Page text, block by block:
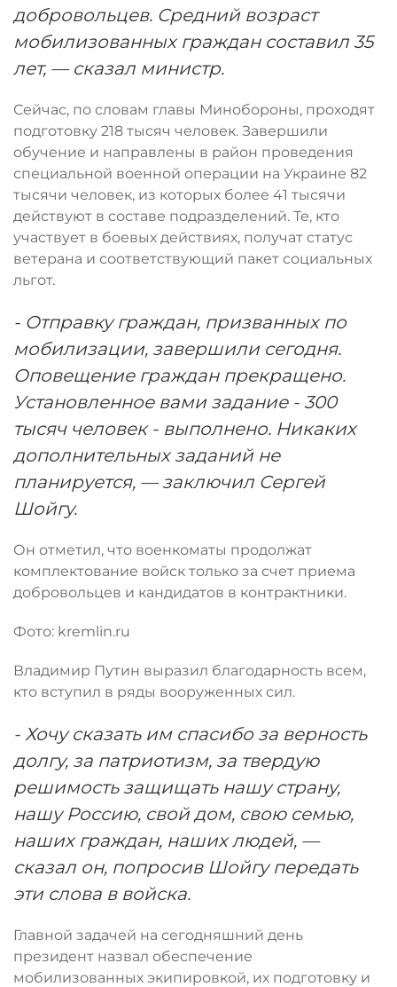
добровольцев. Средний возраст
мобилизованных граждан составил 35
лет, — сказал министр.
Сейчас, по словам главы Минобороны, проходят
подготовку 218 тысяч человек. Завершили
обучение и направлены в район проведения
специальной военной операции на Украине 82
тысячи человек, из которых более 41 тысячи
действуют в составе подразделений. Те, кто
участвует в боевых действиях, получат статус
ветерана и соответствующий пакет социальных
льгот.
- Отправку граждан, призванных по
мобилизации, завершили сегодня.
Оповещение граждан прекращено.
Установленное вами задание - 300
тысяч человек - выполнено. Никаких
дополнительных заданий не
планируется, — заключил Сергей
Шойгу.
Он отметил, что военкоматы продолжат
комплектование войск только за счет приема
добровольцев и кандидатов в контрактники.
Фото: kremlin.ru
Владимир Путин выразил благодарность всем,
кто вступил в ряды вооруженных сил.
- Хочу сказать им спасибо за верность
долгу, за патриотизм, за твердую
решимость защищать нашу страну,
нашу Россию, свой дом, свою семью,
наших граждан, наших людей, —
сказал он, попросив Шойгу передать
эти слова в войска.
Главной задачей на сегодняшний день
президент назвал обеспечение
мобилизованных экипировкой, их подготовку и